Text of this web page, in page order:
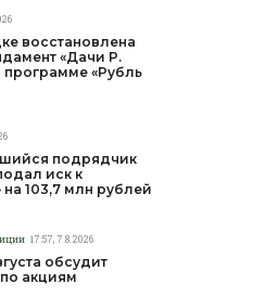
восстановлена
«Дачи Р.
программе «Рубль
подрядчик
иск к
103,7 млн рублей
17:57, 7.8.2026
обсудит
акциям